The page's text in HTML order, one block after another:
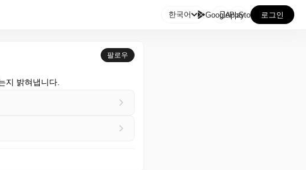
한국어 GooglePlay
AppStore 로그인
팔로우
지 밝혀냅니다.